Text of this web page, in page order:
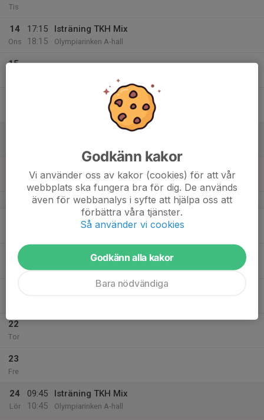
Tis
14
Ons
17:15
18:15
Isträning TKH Mix
Olympiarinken A-hall
15
09:15
Olympiarinken B-hall
v.4
20
Isträning TKH Mix
22
Tor
23
Fre
24
Lör
09:45
10:45
Isträning TKH Mix
Olympiarinken A-hall
Godkänn kakor
Vi använder oss av kakor (cookies) för att vår
webbplats ska fungera bra för dig. De används
även för webbanalys i syfte att hjälpa oss att
förbättra våra tjänster.
Så använder vi cookies
Godkänn alla kakor
Bara nödvändiga